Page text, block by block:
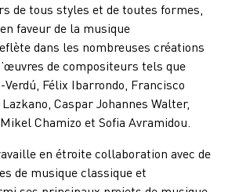
de tous styles et de toutes formes,
faveur de la musique
dans les nombreuses créations
de compositeurs tels que
Verdú, Félix Ibarrondo, Francisco
Caspar Johannes Walter,
Chamizo et Sofia Avramidou.
en étroite collaboration avec de
de musique classique et